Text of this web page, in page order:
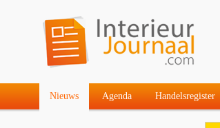
Nieuws Agenda Handelsregister